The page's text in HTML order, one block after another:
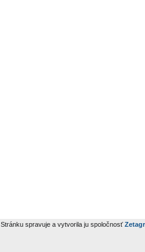
Stránku spravuje a vytvorila ju spoločnosť